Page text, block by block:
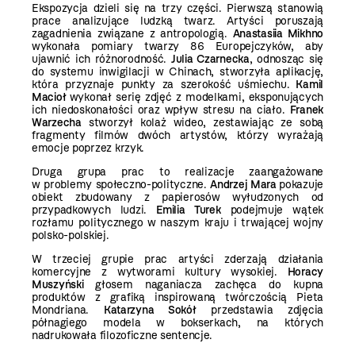
Ekspozycja dzieli się na trzy części. Pierwszą stanowią
prace analizujące ludzką twarz. Artyści poruszają
zagadnienia związane z antropologią. Anastasiia Mikhno
wykonała pomiary twarzy 86 Europejczyków, aby
ujawnić ich różnorodność. Julia Czarnecka, odnosząc się
do systemu inwigilacji w Chinach, stworzyła aplikację,
która przyznaje punkty za szerokość uśmiechu. Kamil
Macioł wykonał serię zdjęć z modelkami, eksponujących
ich niedoskonałości oraz wpływ stresu na ciało. Franek
Warzechastworzył kolaż wideo, zestawiając ze sobą
fragmenty filmów dwóch artystów, którzy wyrażają
emocje poprzez krzyk.
Druga grupa prac to realizacje zaangażowane
w problemy społeczno-polityczne.Andrzej Mara pokazuje
obiekt zbudowany z papierosów wyłudzonych od
przypadkowych ludzi. Emilia Turekpodejmuje wątek
rozłamu politycznego w naszym kraju i trwającej wojny
polsko-polskiej.
W trzeciej grupie prac artyści zderzają działania
komercyjne z wytworami kultury wysokiej. Horacy
Muszyńskigłosem naganiacza zachęca do kupna
produktów z grafiką inspirowaną twórczością Pieta
Mondriana. Katarzyna Sokółprzedstawia zdjęcia
półnagiego modela w bokserkach, na których
nadrukowała filozoficzne sentencje.